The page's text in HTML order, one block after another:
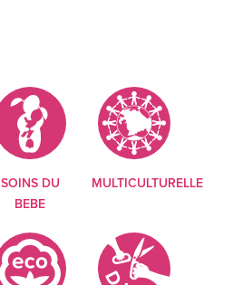
SOINS DU
BEBE
MULTICULTURELLE